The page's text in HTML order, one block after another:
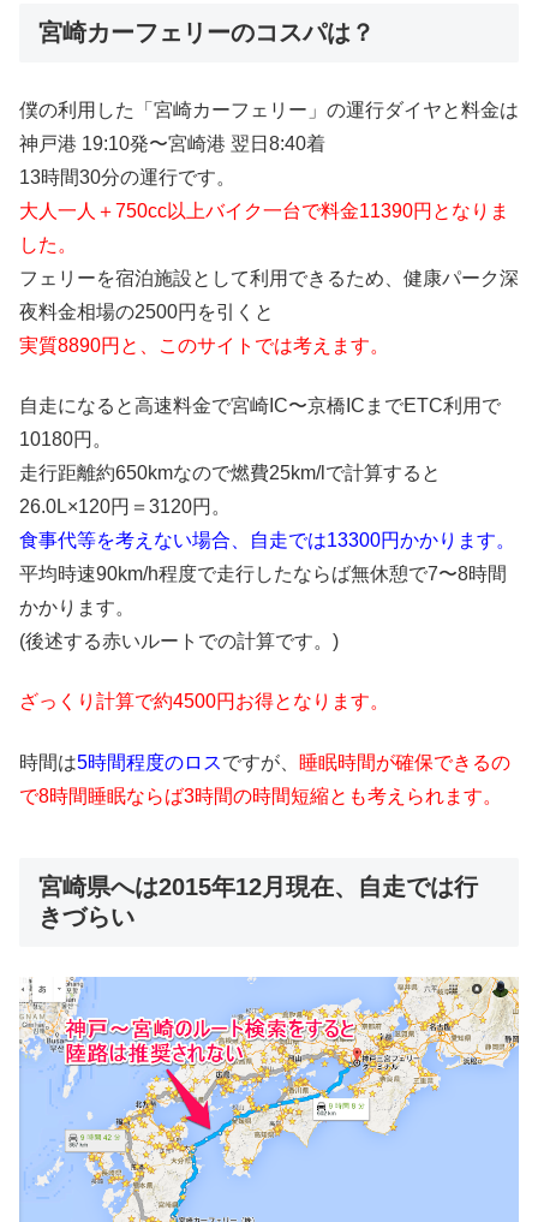
宮崎カーフェリーのコスパは？
僕の利用した「宮崎カーフェリー」の運行ダイヤと料金は
神戸港 19:10発〜宮崎港 翌日8:40着
13時間30分の運行です。
大人一人＋750cc以上バイク一台で料金11390円となりま
した。
フェリーを宿泊施設として利用できるため、健康パーク深
夜料金相場の2500円を引くと
実質8890円と、このサイトでは考えます。
自走になると高速料金で宮崎IC〜京橋ICまでETC利用で
10180円。
走行距離約650kmなので燃費25km/lで計算すると
26.0L×120円＝3120円。
食事代等を考えない場合、自走では13300円かかります。
平均時速90km/h程度で走行したならば無休憩で7〜8時間
かかります。
(後述する赤いルートでの計算です。)
ざっくり計算で約4500円お得となります。
時間は5時間程度のロスですが、 睡眠時間が確保できるの
で8時間睡眠ならば3時間の時間短縮とも考えられます。
宮崎県へは2015年12月現在、自走では行
きづらい